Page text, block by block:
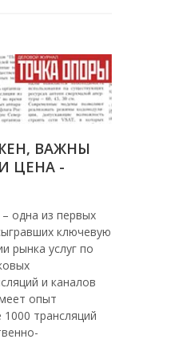
ВАЖНЫ
ЦЕНА -
одна из первых
ключевую
рынка услуг по
и каналов
опыт
трансляций